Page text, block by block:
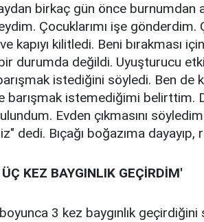
birkaç gün önce burnumdan
Çocuklarımı işe gönderdim.
kapıyı kilitledi. Beni bırakması
durumda değildi. Uyuşturucu
istediğini söyledi. Ben de
barışmak istemediğimi belirttim.
Evden çıkmasını
dedi. Bıçağı boğazıma dayayıp,
KEZ BAYGINLIK GEÇİRDİM'
boyunca 3 kez baygınlık geçirdiğini